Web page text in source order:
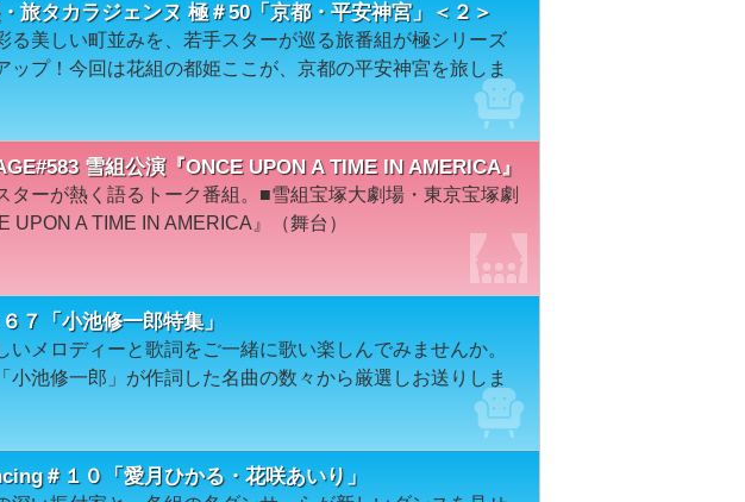
旅タカラジェンヌ 極＃50「京都・平安神宮」＜２＞
る美しい町並みを、若手スターが巡る旅番組が極シリーズ
ップ！今回は花組の都姫ここが、京都の平安神宮を旅しま
雪組公演『ONCE UPON A TIME IN AMERICA』
ターが熱く語るトーク番組。■雪組宝塚大劇場・東京宝塚劇
UPON A TIME IN AMERICA』（舞台）
７「小池修一郎特集」
いメロディーと歌詞をご一緒に歌い楽しんでみませんか。
小池修一郎」が作詞した名曲の数々から厳選しお送りしま
＃１０「愛月ひかる・花咲あいり」